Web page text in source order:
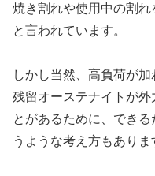
焼き割れや使用中の割
と言われています。
しかし当然、高負荷が加
残留オーステナイトが
とがあるために、でき
うような考え方もありま